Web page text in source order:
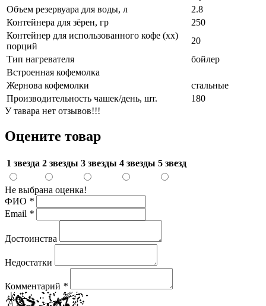
Объем резервуара для воды, л
2.8
Контейнера для зёрен, гр
250
Контейнер для использованного кофе (хх)
порций
20
Тип нагревателя
бойлер
Встроенная кофемолка
Жернова кофемолки
стальные
Производительность чашек/день, шт.
180
У тавара нет отзывов!!!
Оцените товар
1 звезда 2 звезды 3 звезды 4 звезды 5 звезд
Не выбрана оценка!
ФИО *
Email *
Достоинства
Недостатки
Комментарий *